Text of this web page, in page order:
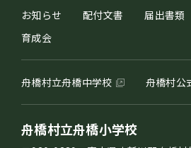
お知らせ
配付文書 届出書類
育成会
舟橋村立舟橋中学校 舟橋村公
舟橋村立舟橋小学校